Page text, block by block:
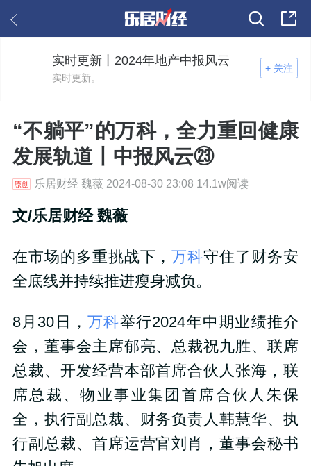
+ 关注
实时更新丨2024年地产中报风云
实时更新。
“不躺平”的万科，全力重回健康
发展轨道丨中报风云㉓
乐居财经 魏薇 2024-08-30 23:08 14.1w阅读
文/乐居财经 魏薇
在市场的多重挑战下，万科守住了财务安
全底线并持续推进瘦身减负。
8月30日，万科举行2024年中期业绩推介
会，董事会主席郁亮、总裁祝九胜、联席
总裁、开发经营本部首席合伙人张海，联
席总裁、物业事业集团首席合伙人朱保
全，执行副总裁、财务负责人韩慧华、执
行副总裁、首席运营官刘肖，董事会秘书